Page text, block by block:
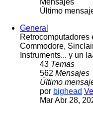
Mensajes
Último
General
Retrocomputadores
Commodore,
Instruments... y un
43 Temas
562 Mensajes
Último
por bighead
Mar Abr 28,